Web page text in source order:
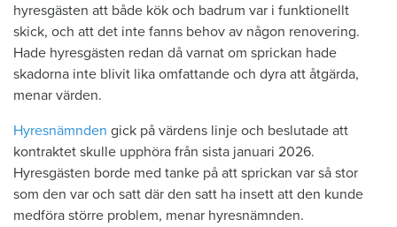
hyresgästen att både kök och badrum var i funktionellt
skick, och att det inte fanns behov av någon renovering.
Hade hyresgästen redan då varnat om sprickan hade
skadorna inte blivit lika omfattande och dyra att åtgärda,
menar värden.
Hyresnämnden gick på värdens linje och beslutade att
kontraktet skulle upphöra från sista januari 2026.
Hyresgästen borde med tanke på att sprickan var så stor
som den var och satt där den satt ha insett att den kunde
medföra större problem, menar hyresnämnden.